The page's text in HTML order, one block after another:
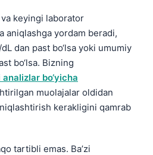
keyingi laborator
aniqlashga yordam beradi,
dan past bo‘lsa yoki umumiy
bo‘lsa. Bizning
bo‘yicha
muolajalar oldidan
kerakligini qamrab
tartibli emas. Ba’zi